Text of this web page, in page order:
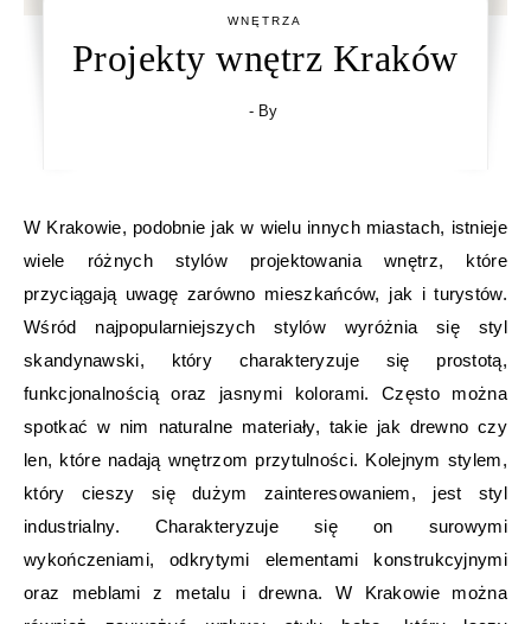
WNĘTRZA
Projekty wnętrz Kraków
- By
W Krakowie, podobnie jak w wielu innych miastach, istnieje
wiele różnych stylów projektowania wnętrz, które
przyciągają uwagę zarówno mieszkańców, jak i turystów.
Wśród najpopularniejszych stylów wyróżnia się styl
skandynawski, który charakteryzuje się prostotą,
funkcjonalnością oraz jasnymi kolorami. Często można
spotkać w nim naturalne materiały, takie jak drewno czy
len, które nadają wnętrzom przytulności. Kolejnym stylem,
który cieszy się dużym zainteresowaniem, jest styl
industrialny. Charakteryzuje się on surowymi
wykończeniami, odkrytymi elementami konstrukcyjnymi
oraz meblami z metalu i drewna. W Krakowie można